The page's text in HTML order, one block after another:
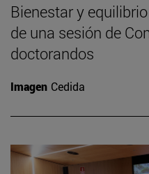
Bienestar y
de una sesión de
doctorandos
Imagen Cedida